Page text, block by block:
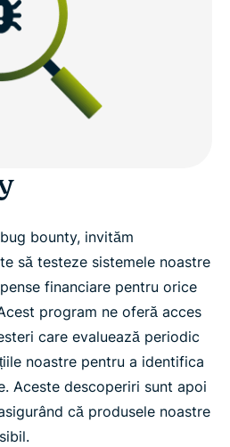
bounty, invităm
să testeze sistemele noastre
financiare pentru orice
program ne oferă acces
care evaluează periodic
noastre pentru a identifica
Aceste descoperiri sunt apoi
că produsele noastre